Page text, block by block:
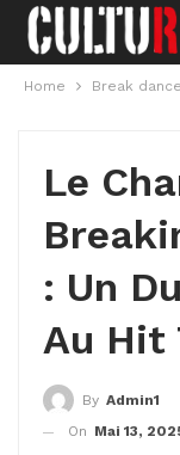
Home Break dance
Le
: Un
Au Hit
By Admin1
On Mai 13,